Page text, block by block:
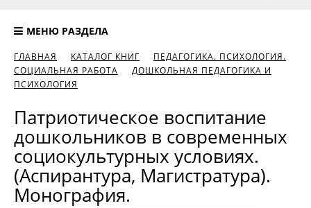
МЕНЮ РАЗДЕЛА
ГЛАВНАЯ КАТАЛОГ КНИГ
ПЕДАГОГИКА. ПСИХОЛОГИЯ.
СОЦИАЛЬНАЯ РАБОТА
ДОШКОЛЬНАЯ ПЕДАГОГИКА И
ПСИХОЛОГИЯ
Патриотическое воспитание
дошкольников в современных
социокультурных условиях.
(Аспирантура, Магистратура).
Монография.